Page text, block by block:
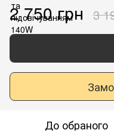
2 750 грн 3
До обраного